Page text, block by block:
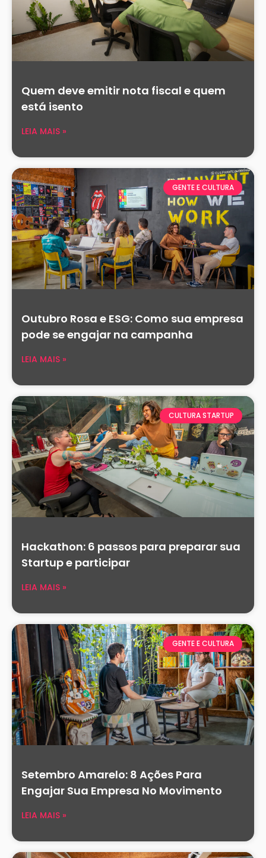
Quem deve emitir nota fiscal e quem
está isento
LEIA MAIS »
GENTE E CULTURA
Outubro Rosa e ESG: Como sua empresa
pode se engajar na campanha
LEIA MAIS »
CULTURA STARTUP
Hackathon: 6 passos para preparar sua
Startup e participar
LEIA MAIS »
GENTE E CULTURA
Setembro Amarelo: 8 Ações Para
Engajar Sua Empresa No Movimento
LEIA MAIS »